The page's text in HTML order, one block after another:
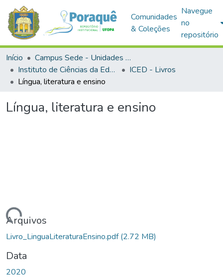
Comunidades
& Coleções
Navegue
no
repositório
Início
Campus Sede - Unidades Acadêmicas
Instituto de Ciências da Educação
ICED - Livros
Língua, literatura e ensino
Língua, literatura e ensino
Arquivos
Livro_LinguaLiteraturaEnsino.pdf(2.72 MB)
Data
2020